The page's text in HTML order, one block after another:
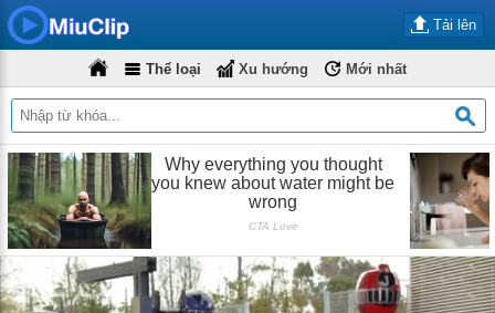
Tải lên
Thể loại Xu hướng Mới nhất